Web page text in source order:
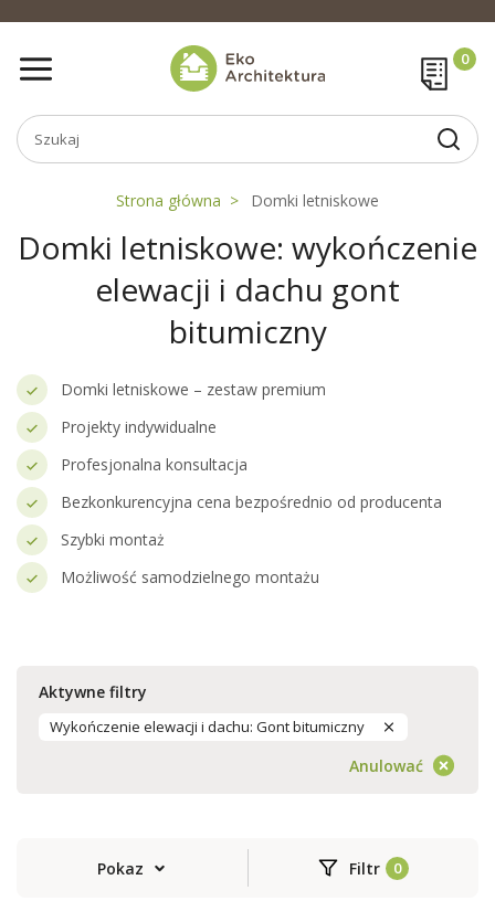
Strona główna Domki letniskowe
Domki letniskowe: wykończenie
elewacji i dachu gont
bitumiczny
Domki letniskowe – zestaw premium
Projekty indywidualne
Profesjonalna konsultacja
Bezkonkurencyjna cena bezpośrednio od producenta
Szybki montaż
Możliwość samodzielnego montażu
Aktywne filtry
Wykończenie elewacji i dachu: Gont bitumiczny
Anulować
Pokaz Filtr